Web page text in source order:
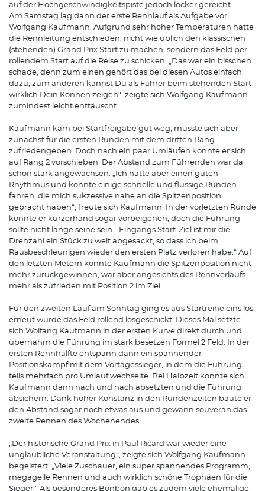
auf der Hochgeschwindigkeitspiste jedoch locker gereicht.
Am Samstag lag dann der erste Rennlauf als Aufgabe vor
Wolfgang Kaufmann. Aufgrund sehr hoher Temperaturen hatte
die Rennleitung entschieden, nicht wie üblich den klassischen
(stehenden) Grand Prix Start zu machen, sondern das Feld per
rollendem Start auf die Reise zu schicken. „Das war ein bisschen
schade, denn zum einen gehört das bei diesen Autos einfach
dazu, zum anderen kannst Du als Fahrer beim stehenden Start
wirklich Dein Können zeigen“, zeigte sich Wolfgang Kaufmann
zumindest leicht enttäuscht.
Kaufmann kam bei Startfreigabe gut weg, musste sich aber
zunächst für die ersten Runden mit dem dritten Rang
zufriedengeben. Doch nach ein paar Umläufen konnte er sich
auf Rang 2 vorschieben. Der Abstand zum Führenden war da
schon stark angewachsen. „Ich hatte aber einen guten
Rhythmus und konnte einige schnelle und flüssige Runden
fahren, die mich sukzessive nahe an die Spitzenposition
gebracht haben“, freute sich Kaufmann. In der vorletzten Runde
konnte er kurzerhand sogar vorbeigehen, doch die Führung
sollte nicht lange seine sein. „Eingangs Start-Ziel ist mir die
Drehzahl ein Stück zu weit abgesackt, so dass ich beim
Rausbeschleunigen wieder den ersten Platz verloren habe.“ Auf
den letzten Metern konnte Kaufmann die Spitzenposition nicht
mehr zurückgewinnen, war aber angesichts des Rennverlaufs
mehr als zufrieden mit Position 2 im Ziel.
Für den zweiten Lauf am Sonntag ging es aus Startreihe eins los,
erneut wurde das Feld rollend losgeschickt. Dieses Mal setzte
sich Wolfang Kaufmann in der ersten Kurve direkt durch und
übernahm die Führung im stark besetzen Formel 2 Feld. In der
ersten Rennhälfte entspann dann ein spannender
Positionskampf mit dem Vortagessieger, in dem die Führung
teils mehrfach pro Umlauf wechselte. Bei Halbzeit konnte sich
Kaufmann dann nach und nach absetzten und die Führung
absichern. Dank hoher Konstanz in den Rundenzeiten baute er
den Abstand sogar noch etwas aus und gewann souverän das
zweite Rennen des Wochenendes.
„Der historische Grand Prix in Paul Ricard war wieder eine
unglaubliche Veranstaltung“, zeigte sich Wolfgang Kaufmann
begeistert. „Viele Zuschauer, ein super spannendes Programm,
megageile Rennen und auch wirklich schöne Trophäen für die
Sieger.“ Als besonderes Bonbon gab es zudem viele ehemalige